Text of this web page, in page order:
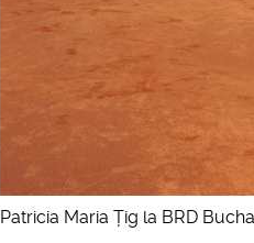
Patricia Maria Țig la BRD